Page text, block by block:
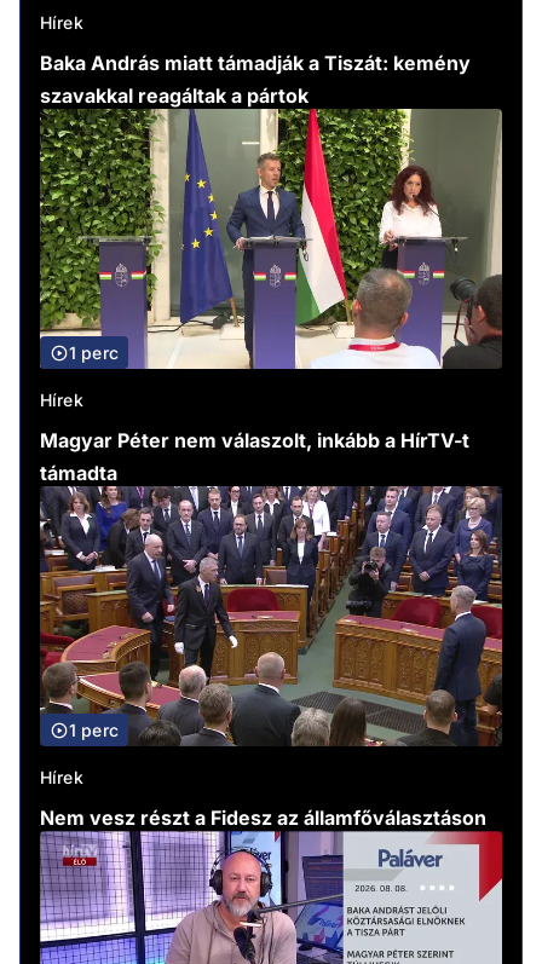
Hírek
Baka András miatt támadják a Tiszát: kemény
szavakkal reagáltak a pártok
1 perc
Hírek
Magyar Péter nem válaszolt, inkább a HírTV-t
támadta
1 perc
Hírek
Nem vesz részt a Fidesz az államfőválasztáson